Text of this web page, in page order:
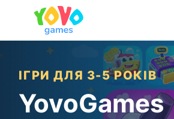
ІГРИ ДЛЯ 3-5 РОКІВ
YovoGames